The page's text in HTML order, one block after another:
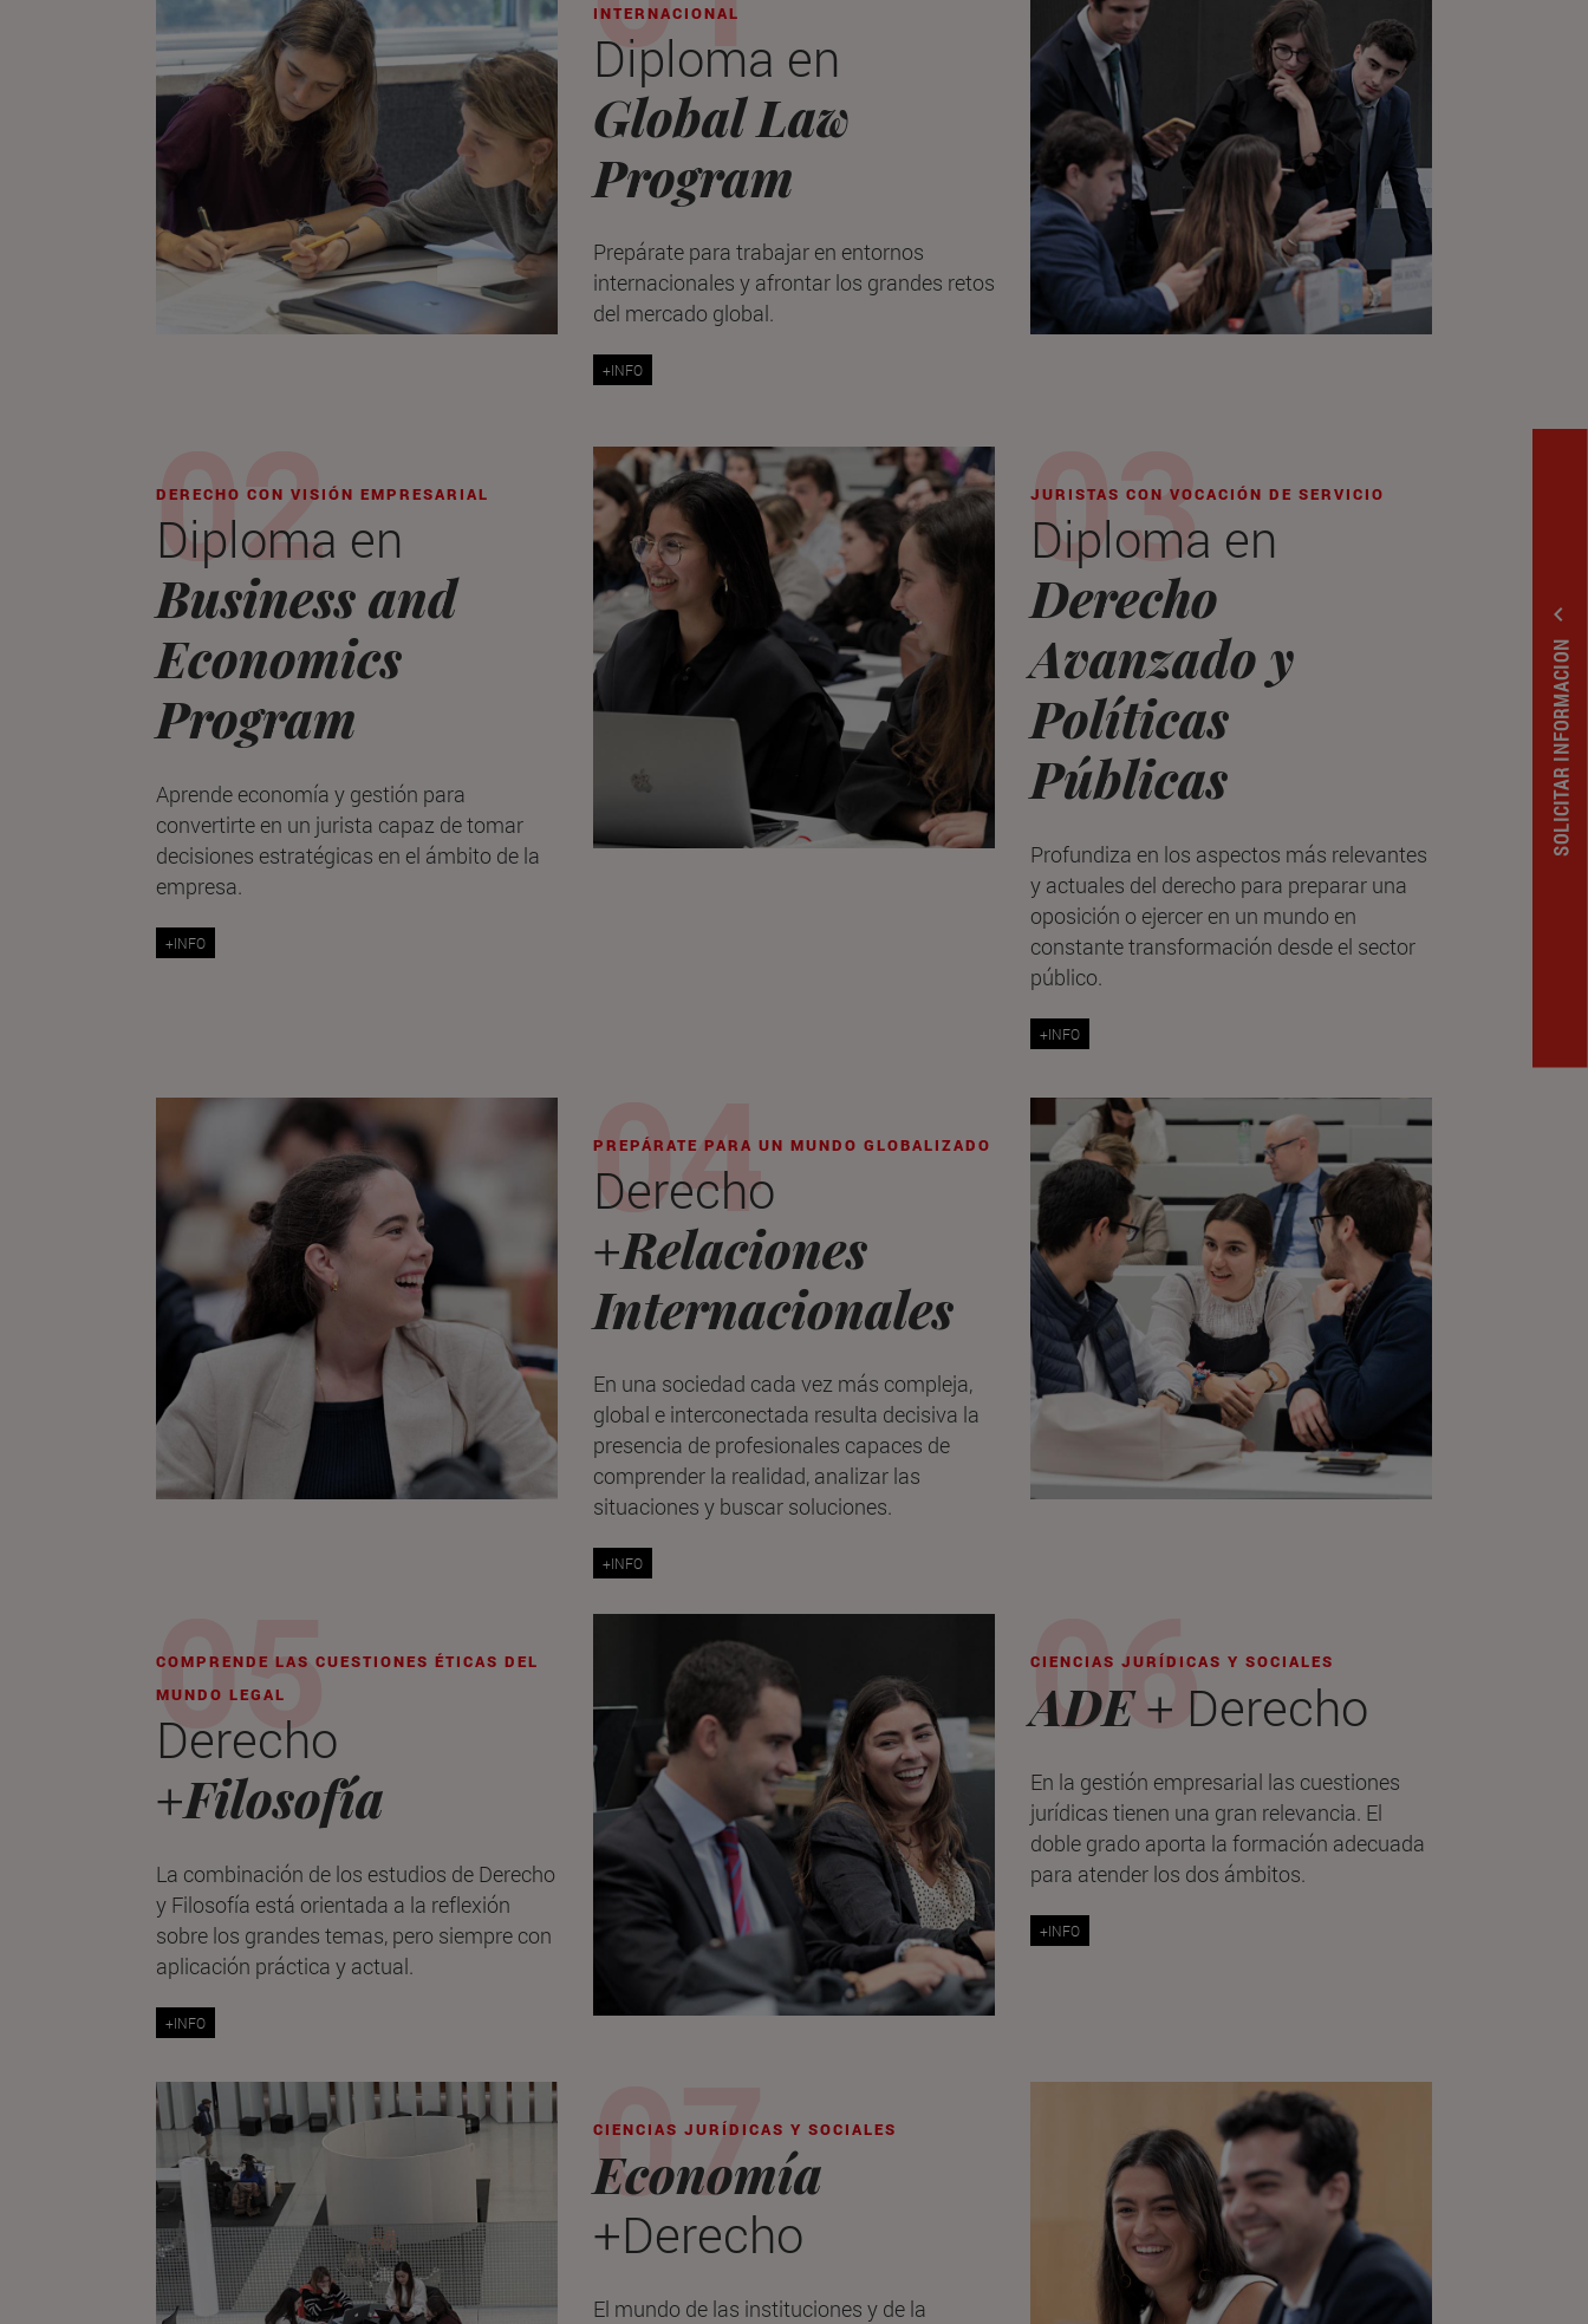
SOLICITAR INFORMACION
expand_less
INTERNACIONAL
Diploma en
Global Law
Program
Prepárate para trabajar en entornos
internacionales y afrontar los grandes retos
del mercado global.
+INFO
DERECHO CON VISIÓN EMPRESARIAL
Diploma en
Business and
Economics
Program
Aprende economía y gestión para
convertirte en un jurista capaz de tomar
decisiones estratégicas en el ámbito de la
empresa.
+INFO
JURISTAS CON VOCACIÓN DE SERVICIO
Diploma en
Derecho
Avanzado y
Políticas
Públicas
Profundiza en los aspectos más relevantes
y actuales del derecho para preparar una
oposición o ejercer en un mundo en
constante transformación desde el sector
público.
+INFO
PREPÁRATE PARA UN MUNDO GLOBALIZADO
Derecho
+Relaciones
Internacionales
En una sociedad cada vez más compleja,
global e interconectada resulta decisiva la
presencia de profesionales capaces de
comprender la realidad, analizar las
situaciones y buscar soluciones.
+INFO
COMPRENDE LAS CUESTIONES ÉTICAS DEL
MUNDO LEGAL
Derecho
+Filosofía
La combinación de los estudios de Derecho
y Filosofía está orientada a la reflexión
sobre los grandes temas, pero siempre con
aplicación práctica y actual.
+INFO
CIENCIAS JURÍDICAS Y SOCIALES
ADE+ Derecho
En la gestión empresarial las cuestiones
jurídicas tienen una gran relevancia. El
doble grado aporta la formación adecuada
para atender los dos ámbitos.
+INFO
CIENCIAS JURÍDICAS Y SOCIALES
Economía
+Derecho
El mundo de las instituciones y de la